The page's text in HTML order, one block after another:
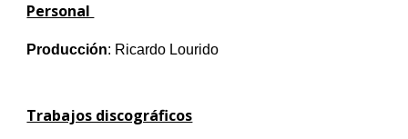
Personal
Producción: Ricardo Lourido
Trabajos discográficos